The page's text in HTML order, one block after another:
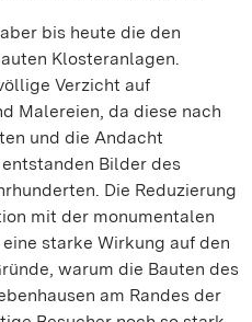
bis heute die den
Klosteranlagen.
Verzicht auf
Malereien, da diese nach
und die Andacht
Bilder des
Die Reduzierung
mit der monumentalen
starke Wirkung auf den
warum die Bauten des
am Randes der